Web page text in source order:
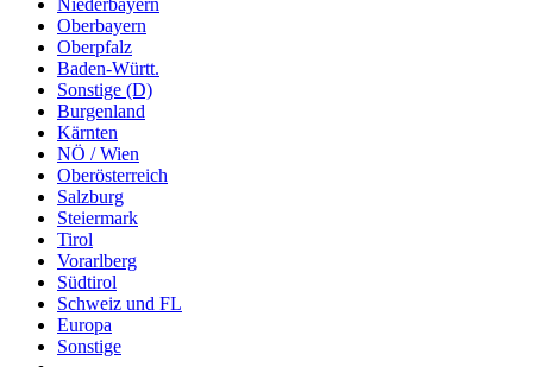
Oberbayern
Oberpfalz
Baden-Württ.
Sonstige (D)
Burgenland
Kärnten
NÖ / Wien
Oberösterreich
Salzburg
Steiermark
Tirol
Vorarlberg
Südtirol
Schweiz und FL
Europa
Sonstige